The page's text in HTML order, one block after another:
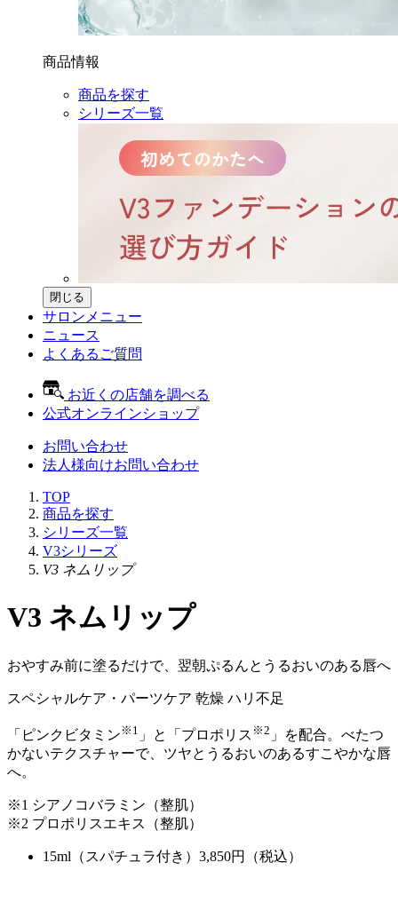
商品情報
商品を探す
シリーズ一覧
閉じる
サロンメニュー
ニュース
よくあるご質問
お近くの店舗を調べる
公式オンラインショップ
お問い合わせ
法人様向けお問い合わせ
TOP
商品を探す
シリーズ一覧
V3シリーズ
V3 ネムリップ
V3 ネムリップ
おやすみ前に塗るだけで、翌朝ぷるんとうるおいのある唇へ
スペシャルケア・パーツケア 乾燥 ハリ不足
「ピンクビタミン ※1 」と「プロポリス ※2 」を配合。べたつ
かないテクスチャーで、ツヤとうるおいのあるすこやかな唇
へ。
※1 シアノコバラミン（整肌）
※2 プロポリスエキス（整肌）
15ml（スパチュラ付き） 3,850円（税込）